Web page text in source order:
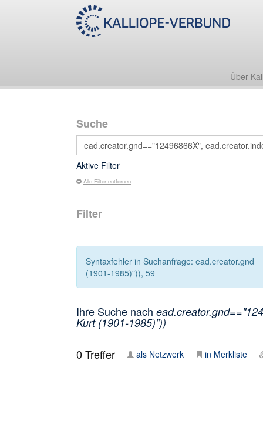
Über
Suche
Aktive Filter
Alle Filter entfernen
Filter
Syntaxfehler in Suchanfrage:
(1901-1985)")), 59
Ihre Suche nach
Kurt (1901-1985)"))
0Treffer als Netzwerk in Merkliste